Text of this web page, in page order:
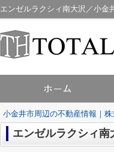
エンゼルラクシィ南大沢／小金
小金井市周辺の不動産情報｜
エンゼルラクシィ南